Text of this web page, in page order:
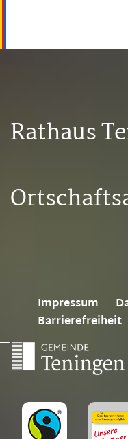
Rathaus
Impressum
Barrierefreiheit